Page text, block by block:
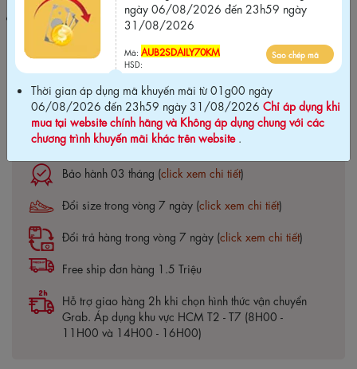
Thời gian áp dụng mã khuyến mãi từ 01g00 ngày 06/08/2026
đến 23h59 ngày 31/08/2026Chỉ áp dụng khi mua tại website
chính hãng và Không áp dụng chung với các chương trình khuyến
mãi khác trên website.
Cam kết chính hãng Biti's100%
Bảo hành 03 tháng (click xem chi tiết)
Đổi size trong vòng 7 ngày (click xem chi tiết)
Đổi trả hàng trong vòng 7 ngày (click xem chi tiết)
Free ship đơn hàng 1.5 Triệu
Hỗ trợ giao hàng 2h khi chọn hình thức vận chuyển
Grab. Áp dụng khu vực HCM T2 - T7 (8H00 -
11H00 và 14H00 - 16H00)
ngày 06/08/2026 đến 23h59 ngày
31/08/2026
Mã: AUB2SDAILY70KM
HSD:
Sao chép mã
Thời gian áp dụng mã khuyến mãi từ 01g00 ngày
06/08/2026 đến 23h59 ngày 31/08/2026 Chỉ áp dụng khi
mua tại website chính hãng và Không áp dụng chung với các
chương trình khuyến mãi khác trên website